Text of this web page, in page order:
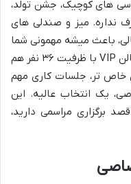
برای عروسی های کوچیک، جشن تولد،
نداره. میز و صندلی های
باعث میشه مهمونی شما
بی نقص برگزار بشه. علاوه بر این، یک سالن VIP با ظرفیت ۳۶ نفر هم
خاص تر، جلسات کاری مهم
یک انتخاب عالیه. این
برگزاری مراسمی دارید،